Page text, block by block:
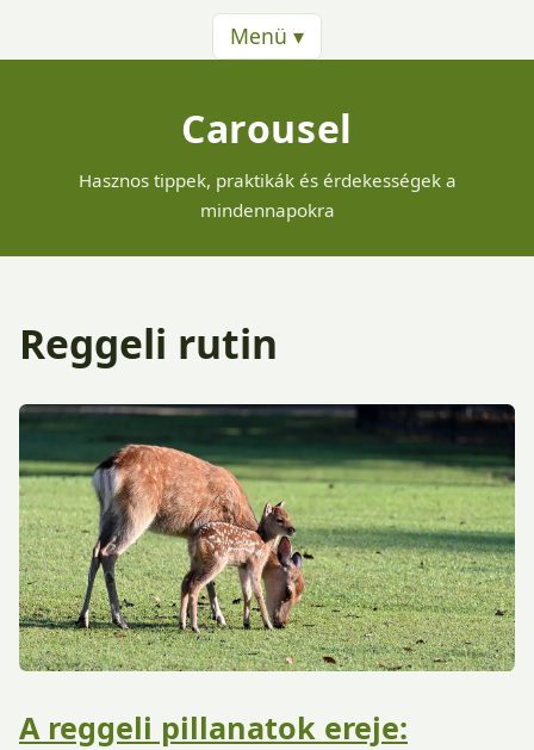
Menü ▾
Carousel
Hasznos tippek, praktikák és érdekességek a
mindennapokra
Reggeli rutin
A reggeli pillanatok ereje: